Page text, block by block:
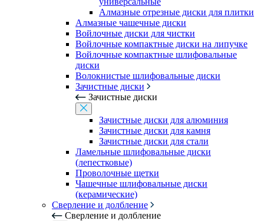
Алмазные отрезные диски для плитки
Алмазные чашечные диски
Войлочные диски для чистки
Войлочные компактные диски на липучке
Войлочные компактные шлифовальные
диски
Волокнистые шлифовальные диски
Зачистные диски
Зачистные диски
Зачистные диски для алюминия
Зачистные диски для камня
Зачистные диски для стали
Ламельные шлифовальные диски
(лепестковые)
Проволочные щетки
Чашечные шлифовальные диски
(керамические)
Сверление и долбление
Сверление и долбление